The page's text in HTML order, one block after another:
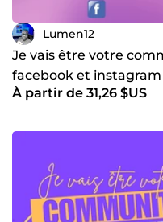
Lumen12
Je vais être votre
facebook et instagram
À partir de 31,26 $US